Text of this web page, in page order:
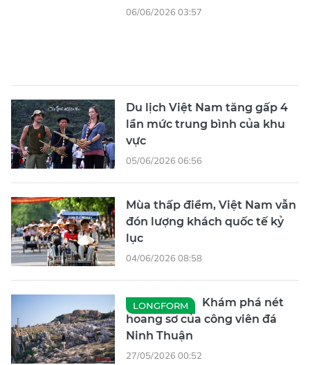
06/06/2026 03:57
Du lịch Việt Nam tăng gấp 4
lần mức trung bình của khu
vực
05/06/2026 06:56
Mùa thấp điểm, Việt Nam vẫn
đón lượng khách quốc tế kỷ
lục
04/06/2026 08:58
LONGFORM
Khám phá nét
hoang sơ của công viên đá
Ninh Thuận
27/05/2026 00:52